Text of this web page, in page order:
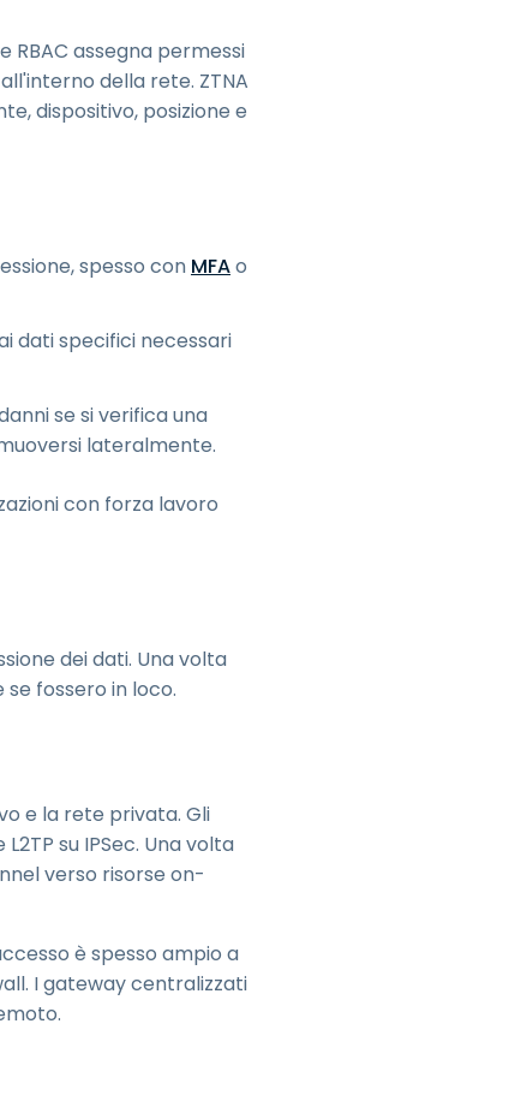
RBAC assegna permessi
della rete. ZTNA
dispositivo, posizione e
spesso con MFAo
dati specifici necessari
se si verifica una
lateralmente.
con forza lavoro
dei dati. Una volta
fossero in loco.
e la rete privata. Gli
su IPSec. Una volta
verso risorse on-
è spesso ampio a
I gateway centralizzati